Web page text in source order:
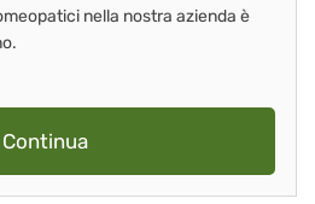
nella nostra azienda è
Continua